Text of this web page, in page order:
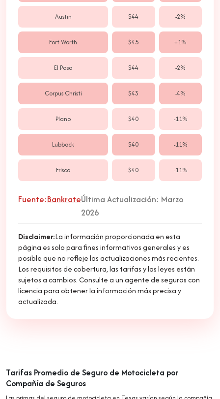
Austin $44 -2%
Fort Worth $45 +1%
El Paso $44 -2%
Corpus Christi $43 -4%
Plano $40 -11%
Lubbock $40 -11%
Frisco $40 -11%
Fuente:BankrateÚltima Actualización: Marzo
2026
Disclaimer:La información proporcionada en esta
página es solo para fines informativos generales y es
posible que no refleje las actualizaciones más recientes.
Los requisitos de cobertura, las tarifas y las leyes están
sujetos a cambios. Consulte a un agente de seguros con
licencia para obtener la información más precisa y
actualizada.
Tarifas Promedio de Seguro de Motocicleta por
Compañía de Seguros